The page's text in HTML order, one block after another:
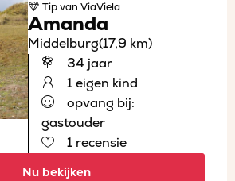
Tipvan ViaViela
Amanda
Middelburg(17,9 km)
34 jaar
1 eigen kind
opvang bij:
gastouder
1 recensie
Nu bekijken